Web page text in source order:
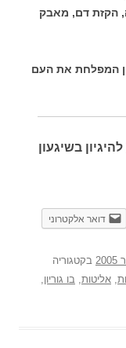
הקזת דם, מאבק
המפלחת את העם
בשיגעון
דואר אלקטרוני
בקטגוריה
אליטות בו גוריון